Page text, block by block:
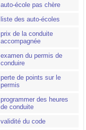
auto-école pas chère
liste des auto-écoles
prix de la conduite
accompagnée
examen du permis de
conduire
perte de points sur le
permis
programmer des heures
de conduite
validité du code